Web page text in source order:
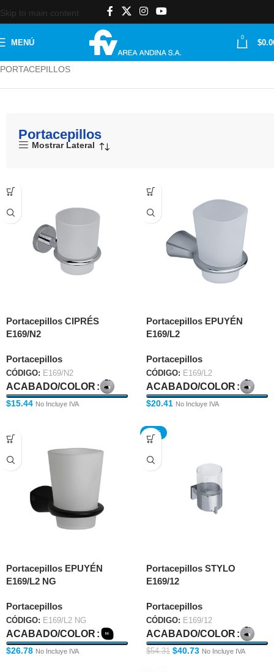
Skip to main content
MENÚ
0
$
Accesorios metálicos Portacepillos
PORTACEPILLOS
Portacepillos
Mostrar Lateral
Portacepillos CIPRÉS
E169/N2
Portacepillos
CÓDIGO: E169/N2
ACABADO/COLOR
$15.44 No Incluye IVA
Portacepillos EPUYÉN
E169/L2
Portacepillos
CÓDIGO: E169/L2
ACABADO/COLOR
$20.41 No Incluye IVA
Portacepillos EPUYÉN
E169/L2 NG
Portacepillos
CÓDIGO: E169/L2 NG
ACABADO/COLOR
$26.78 No Incluye IVA
-25%
Portacepillos STYLO
E169/12
Portacepillos
CÓDIGO: E169/12
ACABADO/COLOR
$54.31 $40.73 No Incluye IVA